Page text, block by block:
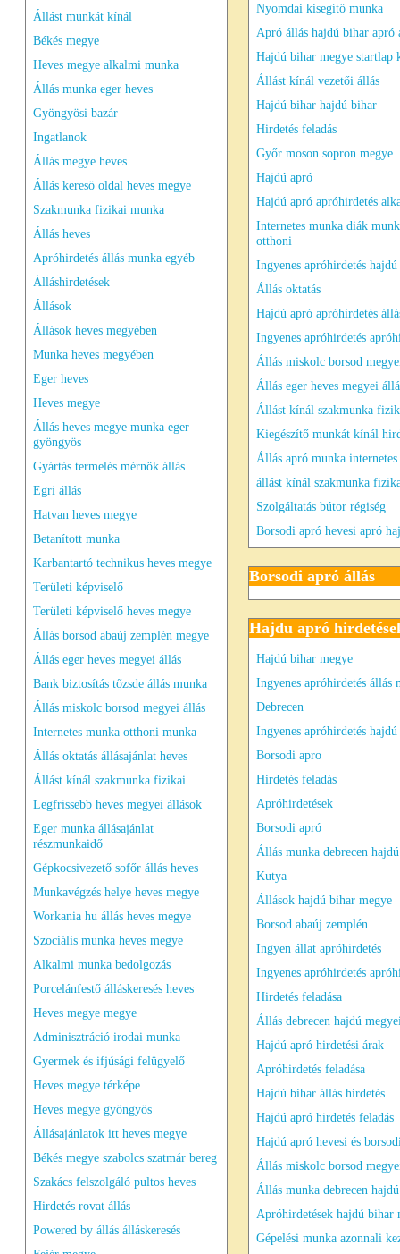
Állást munkát kínál
Békés megye
Heves megye alkalmi munka
Állás munka eger heves
Gyöngyösi bazár
Ingatlanok
Állás megye heves
Állás keresö oldal heves megye
Szakmunka fizikai munka
Állás heves
Apróhirdetés állás munka egyéb
Álláshirdetések
Állások
Állások heves megyében
Munka heves megyében
Eger heves
Heves megye
Állás heves megye munka eger
gyöngyös
Gyártás termelés mérnök állás
Egri állás
Hatvan heves megye
Betanított munka
Karbantartó technikus heves megye
Területi képviselő
Területi képviselő heves megye
Állás borsod abaúj zemplén megye
Állás eger heves megyei állás
Bank biztosítás tőzsde állás munka
Állás miskolc borsod megyei állás
Internetes munka otthoni munka
Állás oktatás állásajánlat heves
Állást kínál szakmunka fizikai
Legfrissebb heves megyei állások
Eger munka állásajánlat
részmunkaidő
Gépkocsivezető sofőr állás heves
Munkavégzés helye heves megye
Workania hu állás heves megye
Szociális munka heves megye
Alkalmi munka bedolgozás
Porcelánfestő álláskeresés heves
Heves megye megye
Adminisztráció irodai munka
Gyermek és ifjúsági felügyelő
Heves megye térképe
Heves megye gyöngyös
Állásajánlatok itt heves megye
Békés megye szabolcs szatmár bereg
Szakács felszolgáló pultos heves
Hirdetés rovat állás
Powered by állás álláskeresés
Nyomdai kisegítő munka
Apró állás hajdú bihar apró
Hajdú bihar megye startlap
Állást kínál vezetői állás
Hajdú bihar hajdú bihar
Hirdetés feladás
Győr moson sopron megye
Hajdú apró
Hajdú apró apróhirdetés
Internetes munka diák
otthoni
Ingyenes apróhirdetés
Állás oktatás
Hajdú apró apróhirdetés
Ingyenes apróhirdetés
Állás miskolc borsod
Állás eger heves megyei
Állást kínál szakmunka
Kiegészítő munkát kínál
Állás apró munka internetes
állást kínál szakmunka
Szolgáltatás bútor régiség
Borsodi apró hevesi apró
Borsodi apró állás
Hajdu apró
Hajdú bihar megye
Ingyenes apróhirdetés állás
Debrecen
Ingyenes apróhirdetés
Borsodi apro
Hirdetés feladás
Apróhirdetések
Borsodi apró
Állás munka debrecen
Kutya
Állások hajdú bihar megye
Borsod abaúj zemplén
Ingyen állat apróhirdetés
Ingyenes apróhirdetés
Hirdetés feladása
Állás debrecen hajdú
Hajdú apró hirdetési árak
Apróhirdetés feladása
Hajdú bihar állás hirdetés
Hajdú apró hirdetés feladás
Hajdú apró hevesi és
Állás miskolc borsod
Állás munka debrecen
Apróhirdetések hajdú bihar
Gépelési munka azonnali